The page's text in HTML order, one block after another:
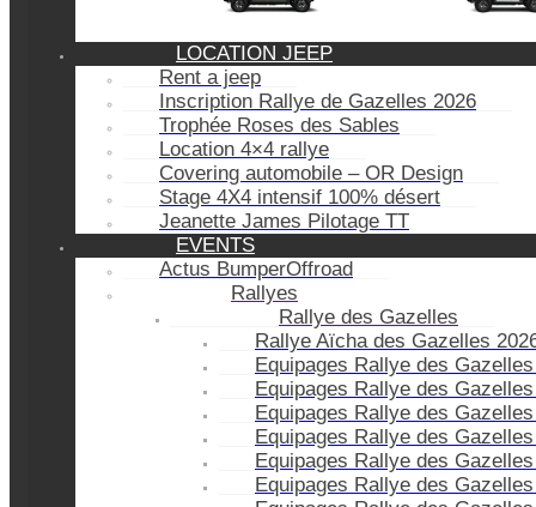
LOCATION JEEP
Rent a jeep
Inscription Rallye de Gazelles 2026
Trophée Roses des Sables
Location 4×4 rallye
Covering automobile – OR Design
Stage 4X4 intensif 100% désert
Jeanette James Pilotage TT
EVENTS
Actus BumperOffroad
Rallyes
Rallye des Gazelles
Rallye Aïcha des Gazelles
Equipages Rallye des
Equipages Rallye des
Equipages Rallye des
Equipages Rallye des
Equipages Rallye des
Equipages Rallye des